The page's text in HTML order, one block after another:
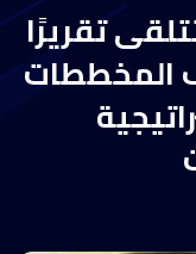
تقريرًا
المخططات